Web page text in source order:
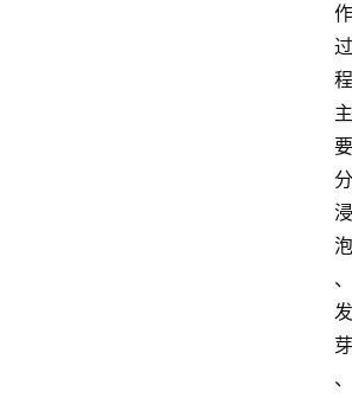
作
过
程
主
要
分
浸
泡
、
发
芽
、